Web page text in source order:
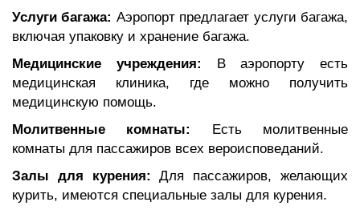
Услуги багажа: Аэропорт предлагает услуги багажа,
включая упаковку и хранение багажа.
Медицинские учреждения: В аэропорту есть
медицинская клиника, где можно получить
медицинскую помощь.
Молитвенные комнаты:
Есть молитвенные
комнаты для пассажиров всех вероисповеданий.
Залы для курения: Для пассажиров, желающих
курить, имеются специальные залы для курения.